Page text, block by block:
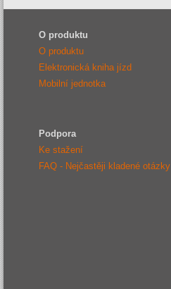
O produktu
O produktu
Elektronická kniha jízd
Mobilní jednotka
Podpora
Ke stažení
FAQ - Nejčastěji kladené otázky